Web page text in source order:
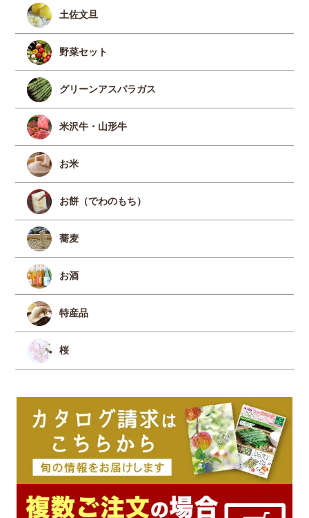
土佐文旦
野菜セット
グリーンアスパラガス
米沢牛・山形牛
お米
お餅（でわのもち）
蕎麦
お酒
特産品
桜